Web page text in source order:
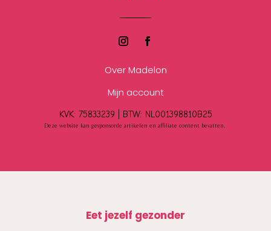
Over Madelon
Mijn account
KVK: 75833239 | BTW: NL001398810B25
Deze website kan gesponsorde artikelen en affiliate content bevatten.
Eet jezelf gezonder